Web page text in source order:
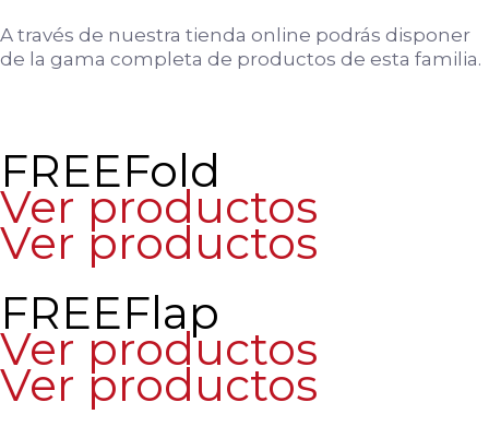
A través de nuestra tienda online podrás disponer
de la gama completa de productos de esta familia.
FREEFold
Ver productos
Ver productos
FREEFlap
Ver productos
Ver productos